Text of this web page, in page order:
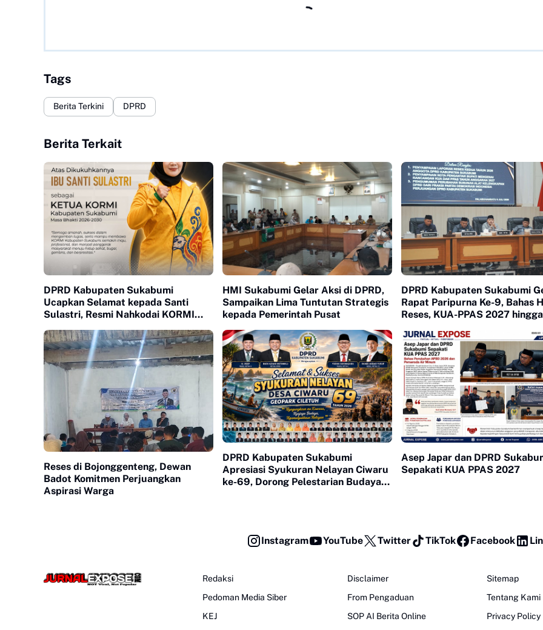
Tags
Berita Terkini DPRD
Berita Terkait
DPRD Kabupaten Sukabumi
Ucapkan Selamat kepada Santi
Sulastri, Resmi Nahkodai KORMI
HMI Sukabumi Gelar Aksi di DPRD,
Sampaikan Lima Tuntutan Strategis
kepada Pemerintah Pusat
DPRD Kabupaten Sukabumi
Rapat Paripurna Ke-9, Bahas
Reses, KUA-PPAS 2027 hingga
Reses di Bojonggenteng, Dewan
Badot Komitmen Perjuangkan
Aspirasi Warga
DPRD Kabupaten Sukabumi
Apresiasi Syukuran Nelayan Ciwaru
ke-69, Dorong Pelestarian Budaya
Asep Japar dan DPRD
Sepakati KUA PPAS 2027
Instagram YouTube Twitter TikTok Facebook
Redaksi
Pedoman Media Siber
KEJ
Disclaimer
From Pengaduan
SOP AI Berita Online
Sitemap
Tentang Kami
Privacy Policy